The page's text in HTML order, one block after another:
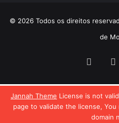
Jannah Theme License is not
page to validate the license,
domain
© 2026 Todos os direitos
de